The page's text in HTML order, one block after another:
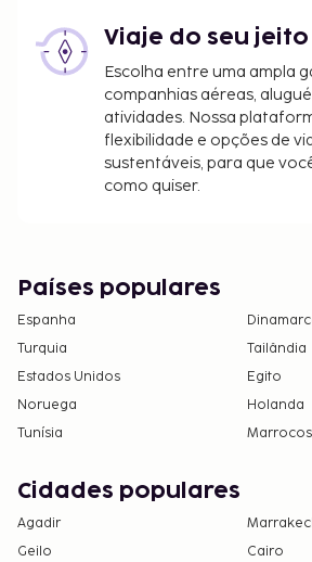
Viaje do seu jeito
Escolha entre uma ampla
companhias aéreas,
atividades. Nossa
flexibilidade e opções de
sustentáveis, para que
como quiser.
Países populares
Espanha
Turquia
Tailândia
Estados Unidos
Egito
Noruega
Holanda
Tunísia
Marrocos
Cidades populares
Agadir
Geilo
Cairo